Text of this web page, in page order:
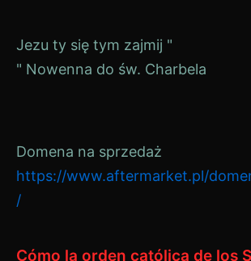
Navegación
de
Jezu ty się tym zajmij "
" Nowenna do św. Charbela
Domena na sprzedaż
https://www.aftermarket.pl/
/
Cómo la orden católica de los